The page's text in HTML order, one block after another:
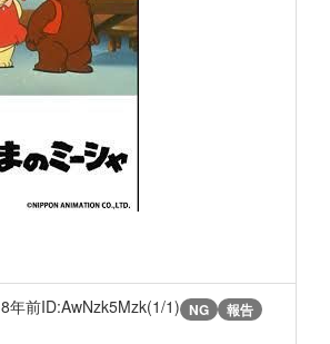
8年前ID:AwNzk5Mzk(1/1) NG 報告